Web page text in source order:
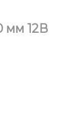
мм 12В